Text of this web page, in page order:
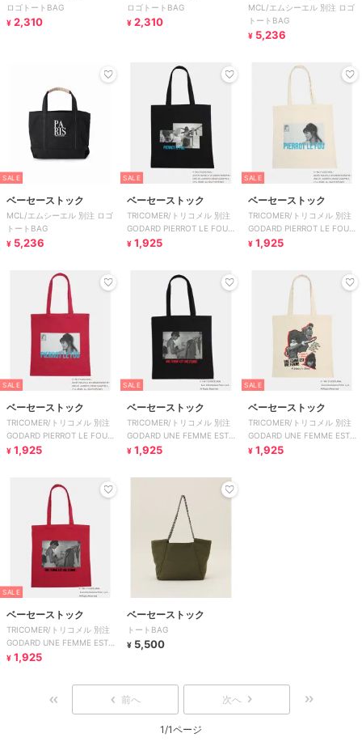
ロゴトートBAG
¥ 2,310
ロゴトートBAG
¥ 2,310
MCL/エムシーエル 別注 ロゴ
トートBAG
¥ 5,236
SALE
ベーセーストック
MCL/エムシーエル 別注 ロゴ
トートBAG
¥ 5,236
SALE
ベーセーストック
TRICOMER/トリコメル 別注
GODARD PIERROT LE FOU
TOTE
¥ 1,925
SALE
ベーセーストック
TRICOMER/トリコメル 別注
GODARD PIERROT LE FOU
TOTE
¥ 1,925
SALE
ベーセーストック
TRICOMER/トリコメル 別注
GODARD PIERROT LE FOU
TOTE
¥ 1,925
SALE
ベーセーストック
TRICOMER/トリコメル 別注
GODARD UNE FEMME EST
UNE FEMME T
¥ 1,925
SALE
ベーセーストック
TRICOMER/トリコメル 別注
GODARD UNE FEMME EST
UNE FEMME T
¥ 1,925
SALE
ベーセーストック
TRICOMER/トリコメル 別注
GODARD UNE FEMME EST
UNE FEMME T
¥ 1,925
ベーセーストック
トートBAG
¥ 5,500
前へ 次へ
1/1ページ